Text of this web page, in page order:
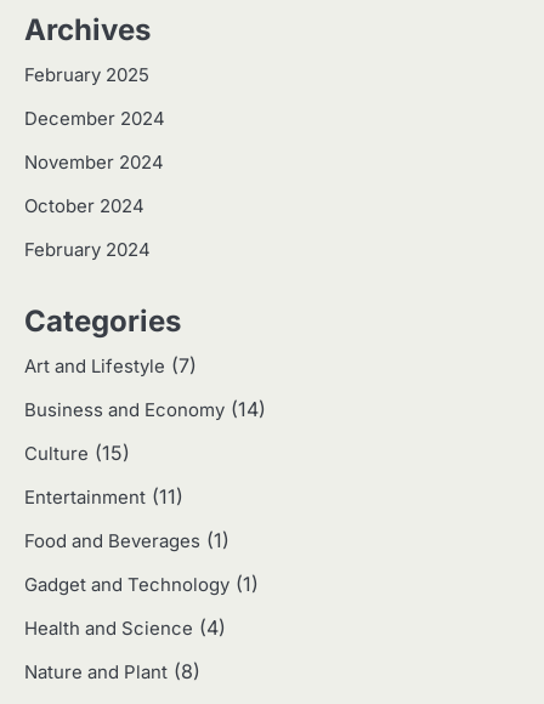
Archives
February 2025
December 2024
November 2024
October 2024
February 2024
Categories
Art and Lifestyle (7)
Business and Economy (14)
Culture (15)
Entertainment (11)
Food and Beverages (1)
Gadget and Technology (1)
Health and Science (4)
Nature and Plant (8)
2
Harga Emas Hari Ini: Panduan untuk
Eco Contributor
4
Jasa Menulis: Peluang Bisnis Kreatif
di Era Digital
Eco Contributor
Jasa Desain: Peluang Usaha Kreatif
di Era Digital